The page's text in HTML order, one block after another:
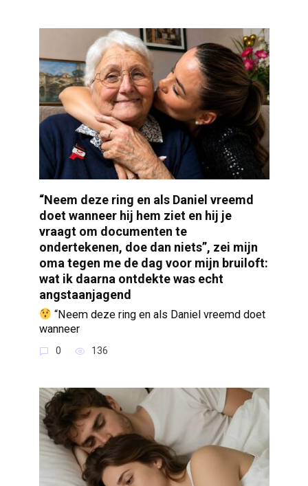
“Neem deze ring en als Daniel vreemd
doet wanneer hij hem ziet en hij je
vraagt om documenten te
ondertekenen, doe dan niets”, zei mijn
oma tegen me de dag voor mijn bruiloft:
wat ik daarna ontdekte was echt
angstaanjagend
“Neem deze ring en als Daniel vreemd doet
wanneer
0 136